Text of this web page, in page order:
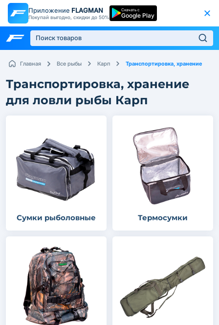
Приложение FLAGMAN
Покупай выгодно, скидки до 50%
Скачать с
Google Play
Главная Все рыбы Карп Транспортировка, хранение
Транспортировка, хранение
для ловли рыбы Карп
Сумки рыболовные Термосумки